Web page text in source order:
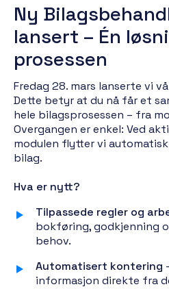
Ny
lansert – Én
prosessen
Fredag 28. mars lanserte vi
Dette betyr at du nå får et
hele bilagsprosessen – fra
Overgangen er enkel: Ved
modulen flytter vi
bilag.
Hva er nytt?
Tilpassede regler og
bokføring, godkjenning
behov.
Automatisert kontering
informasjon direkte fra